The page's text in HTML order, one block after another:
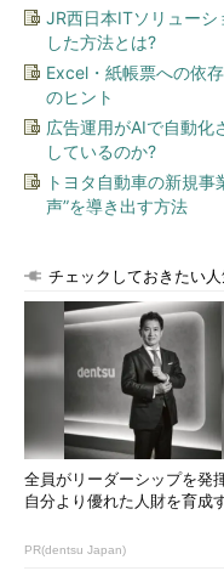
JR西日本ITソリュー
した方法とは?
Excel・紙帳票への依
のヒント
広告運用がAIで自動化
しているのか?
トヨタ自動車の新規
声”を導き出す方法
チェックしておきたい
全員がリーダーシップを発
自分より優れた人財を育成
PR(dentsu Japan)